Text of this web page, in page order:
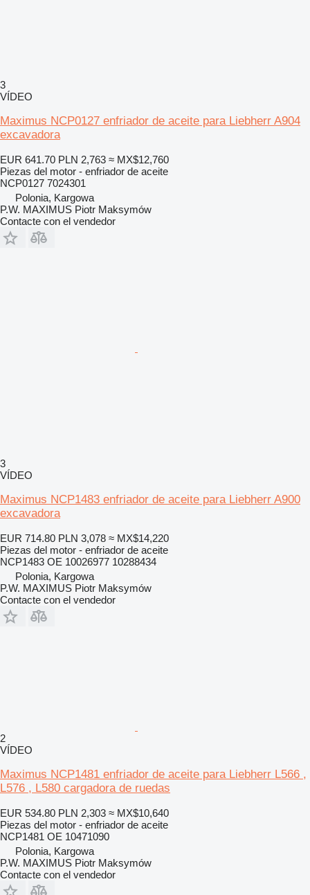
3
VÍDEO
Maximus NCP0127 enfriador de aceite para Liebherr A904
excavadora
EUR 641.70 PLN 2,763 ≈ MX$12,760
Piezas del motor - enfriador de aceite
NCP0127 7024301
Polonia, Kargowa
P.W. MAXIMUS Piotr Maksymów
Contacte con el vendedor
3
VÍDEO
Maximus NCP1483 enfriador de aceite para Liebherr A900
excavadora
EUR 714.80 PLN 3,078 ≈ MX$14,220
Piezas del motor - enfriador de aceite
NCP1483 OE 10026977 10288434
Polonia, Kargowa
P.W. MAXIMUS Piotr Maksymów
Contacte con el vendedor
2
VÍDEO
Maximus NCP1481 enfriador de aceite para Liebherr L566 ,
L576 , L580 cargadora de ruedas
EUR 534.80 PLN 2,303 ≈ MX$10,640
Piezas del motor - enfriador de aceite
NCP1481 OE 10471090
Polonia, Kargowa
P.W. MAXIMUS Piotr Maksymów
Contacte con el vendedor